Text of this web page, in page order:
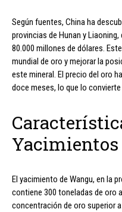
Según fuentes, China ha
provincias de Hunan y
80.000 millones de dólares.
mundial de oro y mejorar la
este mineral. El precio del oro
doce meses, lo que lo
Yacimientos
El yacimiento de Wangu, en la
contiene 300 toneladas de oro
concentración de oro superior